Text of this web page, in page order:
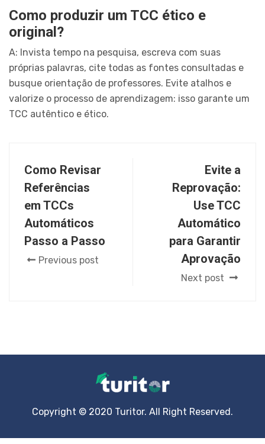
Como produzir um TCC ético e
original?
A: Invista tempo na pesquisa, escreva com suas
próprias palavras, cite todas as fontes consultadas e
busque orientação de professores. Evite atalhos e
valorize o processo de aprendizagem: isso garante um
TCC autêntico e ético.
Como Revisar
Referências
em TCCs
Automáticos
Passo a Passo
Previous post
Evite a
Reprovação:
Use TCC
Automático
para Garantir
Aprovação
Next post
Copyright © 2020 Turitor. All Right Reserved.